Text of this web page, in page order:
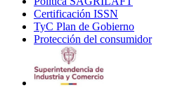
new
window
Certificación ISSN
in
new
TyC Plan de Gobierno
in
Protección del consumidorOpens